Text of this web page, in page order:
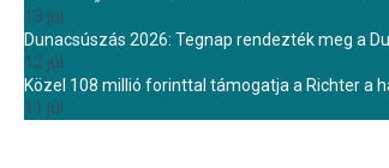
13 júl.
Dunacsúszás 2026: Tegnap rendezték meg a
12 júl.
Közel 108 millió forinttal támogatja a Richter a
11 júl.